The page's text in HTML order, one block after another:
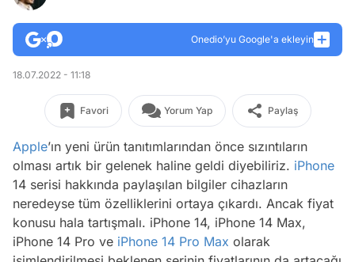
Onedio’yu Google'a ekleyin
18.07.2022 - 11:18
Favori Yorum Yap Paylaş
Apple’ın yeni ürün tanıtımlarından önce sızıntıların
olması artık bir gelenek haline geldi diyebiliriz. iPhone
14 serisi hakkında paylaşılan bilgiler cihazların
neredeyse tüm özelliklerini ortaya çıkardı. Ancak fiyat
konusu hala tartışmalı. iPhone 14, iPhone 14 Max,
iPhone 14 Pro ve iPhone 14 Pro Max olarak